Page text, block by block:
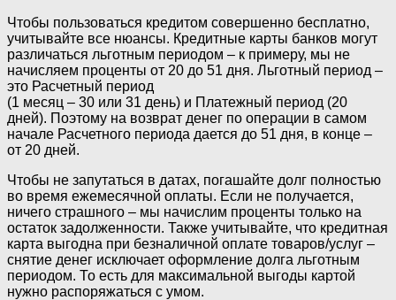
Чтобы пользоваться кредитом совершенно бесплатно,
учитывайте все нюансы. Кредитные карты банков могут
различаться льготным периодом – к примеру, мы не
начисляем проценты от 20 до 51 дня. Льготный период –
это Расчетный период
(1 месяц – 30 или 31 день) и Платежный период (20
дней). Поэтому на возврат денег по операции в самом
начале Расчетного периода дается до 51 дня, в конце –
от 20 дней.
Чтобы не запутаться в датах, погашайте долг полностью
во время ежемесячной оплаты. Если не получается,
ничего страшного – мы начислим проценты только на
остаток задолженности. Также учитывайте, что кредитная
карта выгодна при безналичной оплате товаров/услуг –
снятие денег исключает оформление долга льготным
периодом. То есть для максимальной выгоды картой
нужно распоряжаться с умом.